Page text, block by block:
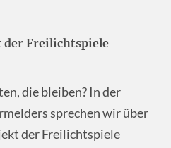
der Freilichtspiele
die bleiben? In der
sprechen wir über
der Freilichtspiele